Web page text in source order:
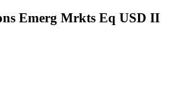
Emerg Mrkts Eq USD II